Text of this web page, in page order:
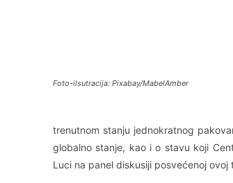
Foto-ilsutracija: Pixabay/MabelAmber
trenutnom stanju jednokratnog
globalno stanje, kao i o stavu koji
Luci na panel diskusiji posvećenoj ovoj